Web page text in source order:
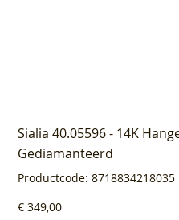
Sialia 40.05596 - 14K
Gediamanteerd
Productcode: Productcode
8718834218035
8718834218035
Prijs
€ 349,00